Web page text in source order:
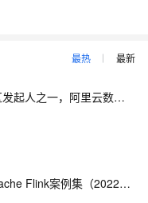
最热 最新
【大咖问答】对话PostgreSQL 中国社区发起人之一，阿里云数据库高级专家 德哥
【藏经阁一起读（27）】本周推荐《Apache Flink案例集（2022版）》，你有哪些心得？